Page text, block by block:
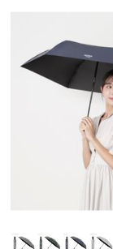
価格の高い
順
価格の低い
売上点数順